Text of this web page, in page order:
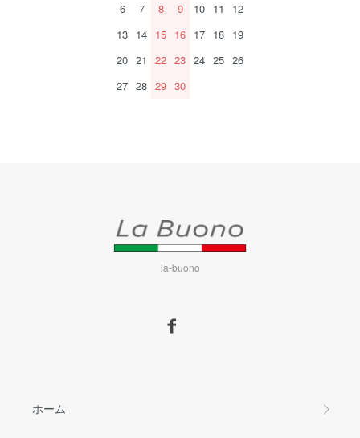
6
7 8 9 10 11
12
13 14 15 16 17 18 19
20 21 22 23 24 25 26
27 28 29 30
la-buono
ホーム